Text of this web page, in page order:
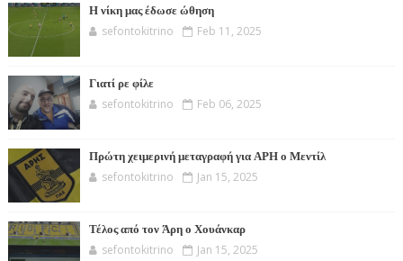
Η νίκη μας έδωσε ώθηση
sefontokitrino Feb 11, 2025
Γιατί ρε φίλε
sefontokitrino Feb 06, 2025
Πρώτη χειμερινή μεταγραφή για ΑΡΗ ο Μεντίλ
sefontokitrino Jan 15, 2025
Τέλος από τον Άρη ο Χουάνκαρ
sefontokitrino Jan 15, 2025